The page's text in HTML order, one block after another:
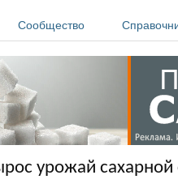
Сообщество
урожай